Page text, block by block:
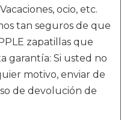
ocio, etc.
tan seguros de que
zapatillas que
garantía: Si usted no
motivo, enviar de
de devolución de